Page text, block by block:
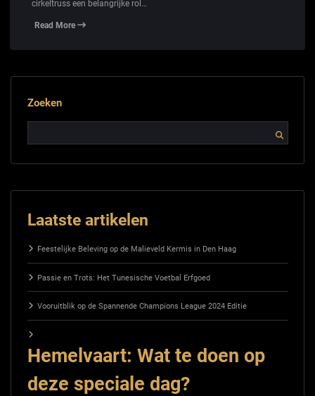
cirkeltruss een belangrijke rol…
Read More
Zoeken
Laatste artikelen
Feestelijke Beleving op de Malieveld Kermis in Den Haag
Passie en Trots: Het Tunesische Voetbal Erfgoed
Vooruitblik op de Spannende Champions League 2024 Editie
Hemelvaart: Wat te doen op
deze speciale dag?